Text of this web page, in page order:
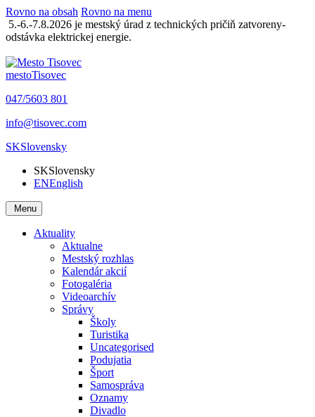
Rovno na obsah Rovno na menu
5.-6.-7.8.2026 je mestský úrad z technických pričiň zatvoreny-
odstávka elektrickej energie.
mestoTisovec
047/5603 801
info@tisovec.com
SKSlovensky
SKSlovensky
ENEnglish
Menu
Aktuality
Aktualne
Mestský rozhlas
Kalendár akcií
Fotogaléria
Videoarchív
Správy
Školy
Turistika
Uncategorised
Podujatia
Šport
Samospráva
Oznamy
Divadlo